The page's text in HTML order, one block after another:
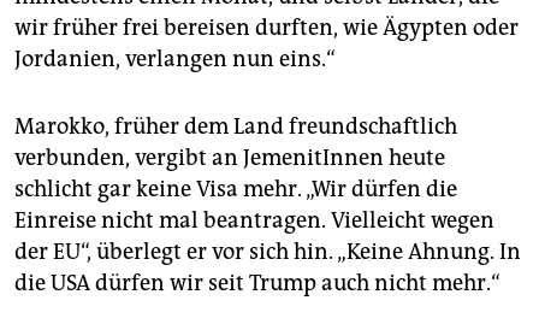
wir früher frei bereisen durften, wie Ägypten oder
Jordanien, verlangen nun eins.“
Marokko, früher dem Land freundschaftlich
verbunden, vergibt an JemenitInnen heute
schlicht gar keine Visa mehr. „Wir dürfen die
Einreise nicht mal beantragen. Vielleicht wegen
der EU“, überlegt er vor sich hin. „Keine Ahnung. In
die USA dürfen wir seit Trump auch nicht mehr.“